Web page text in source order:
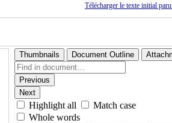
Télécharger le texte initial
Thumbnails Document Outline
Previous
Next
Highlight all
Match case
Whole words